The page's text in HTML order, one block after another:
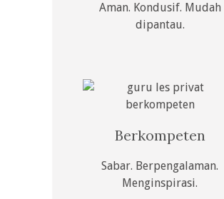
Aman. Kondusif. Mudah
dipantau.
Berkompeten
Sabar. Berpengalaman.
Menginspirasi.